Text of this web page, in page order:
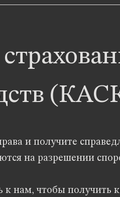
и получите
на разрешении
к нам, чтобы